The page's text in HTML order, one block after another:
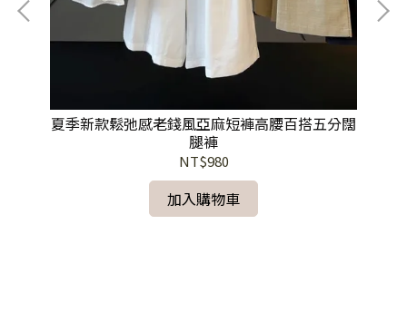
夏季新款鬆弛感老錢風亞麻短褲高腰百搭五分闊
腿褲
NT$980
加入購物車